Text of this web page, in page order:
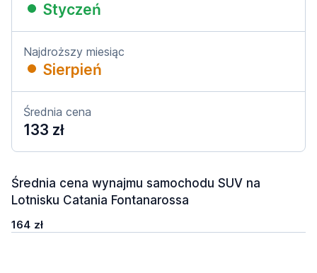
Styczeń
Najdroższy miesiąc
Sierpień
Średnia cena
133 zł
Średnia cena wynajmu samochodu SUV na
Lotnisku Catania Fontanarossa
164 zł